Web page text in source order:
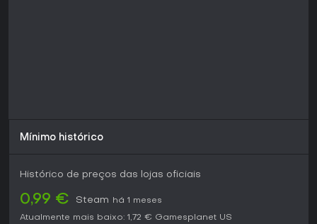
Mínimo histórico
Histórico de preços das lojas oficiais
0,99 € Steam
há 1 meses
Atualmente mais baixo: 1,72 € Gamesplanet US